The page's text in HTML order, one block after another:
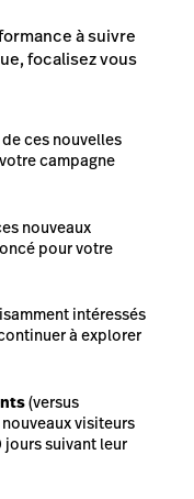
à suivre
focalisez vous
ces nouvelles
campagne
nouveaux
pour votre
intéressés
à explorer
(versus
visiteurs
jours suivant leur